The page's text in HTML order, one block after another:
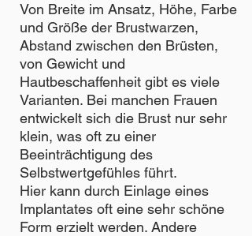
Von Breite im Ansatz, Höhe, Farbe
und Größe der Brustwarzen,
Abstand zwischen den Brüsten,
von Gewicht und
Hautbeschaffenheit gibt es viele
Varianten. Bei manchen Frauen
entwickelt sich die Brust nur sehr
klein, was oft zu einer
Beeinträchtigung des
Selbstwertgefühles führt.
Hier kann durch Einlage eines
Implantates oft eine sehr schöne
Form erzielt werden. Andere